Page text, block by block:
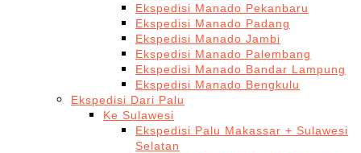
Ekspedisi Manado Pekanbaru
Ekspedisi Manado Padang
Ekspedisi Manado Jambi
Ekspedisi Manado Palembang
Ekspedisi Manado Bandar Lampung
Ekspedisi Manado Bengkulu
Ekspedisi Dari Palu
Ke Sulawesi
Ekspedisi Palu Makassar + Sulawesi
Selatan